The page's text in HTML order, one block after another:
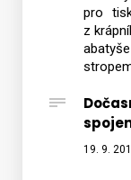
pro
z
19. 9.